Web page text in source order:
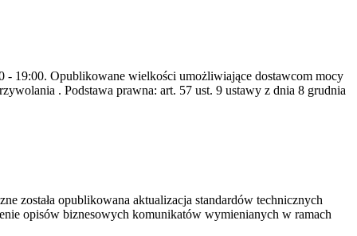
- 19:00. Opublikowane wielkości umożliwiające dostawcom mocy
. Podstawa prawna: art. 57 ust. 9 ustawy z dnia 8 grudnia
została opublikowana aktualizacja standardów technicznych
opisów biznesowych komunikatów wymienianych w ramach